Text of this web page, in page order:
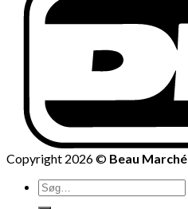
Copyright 2026 © Beau Marché
Søg
efter: